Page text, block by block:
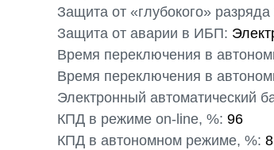
Защита от «глубокого» разряда
Защита от аварии в ИБП:
Время переключения в
Время переключения в
Электронный автоматический
КПД в режиме on-line, %: 96
КПД в автономном режиме, %: